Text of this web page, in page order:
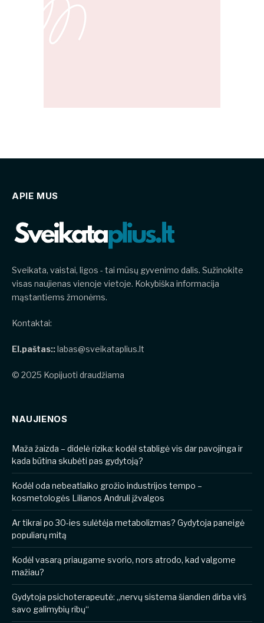
APIE MUS
Sveikata, vaistai, ligos - tai mūsų gyvenimo dalis. Sužinokite
visas naujienas vienoje vietoje. Kokybiška informacija
mąstantiems žmonėms.
Kontaktai:
El.paštas::labas@sveikataplius.lt
© 2025 Kopijuoti draudžiama
NAUJIENOS
​​Maža žaizda – didelė rizika: kodėl stabligė vis dar pavojinga ir
kada būtina skubėti pas gydytoją?
Kodėl oda nebeatlaiko grožio industrijos tempo –
kosmetologės Lilianos Andruli įžvalgos
Ar tikrai po 30-ies sulėtėja metabolizmas? Gydytoja paneigė
populiarų mitą
Kodėl vasarą priaugame svorio, nors atrodo, kad valgome
mažiau?
Gydytoja psichoterapeutė: „nervų sistema šiandien dirba virš
savo galimybių ribų“